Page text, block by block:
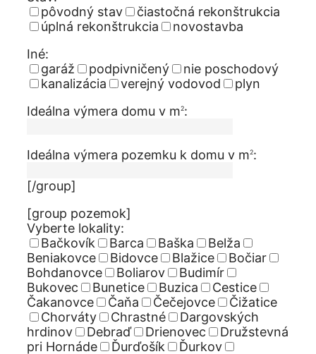
pôvodný stav
čiastočná rekonštrukcia
úplná rekonštrukcia
novostavba
Iné:
garáž
podpivničený
nie poschodový
kanalizácia
verejný vodovod
plyn
Ideálna výmera domu v m2:
Ideálna výmera pozemku k domu v m2:
[/group]
[group pozemok]
Vyberte lokality:
Bačkovík
Barca Baška
Belža
Beniakovce
Bidovce Blažice
Bočiar
Bohdanovce
Boliarov
Budimír
Bukovec
Bunetice Buzica
Cestice
Čakanovce
Čaňa Čečejovce
Čižatice
Chorváty
Chrastné
Dargovských
hrdinov
Debraď Drienovec
Družstevná
pri Hornáde
Ďurďošík
Ďurkov